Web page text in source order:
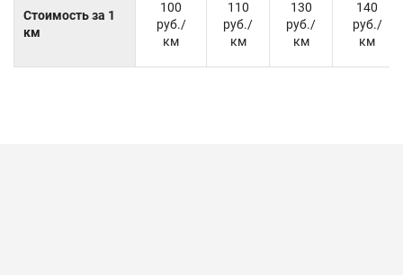
Стоимость за 1
км
100
руб./
км
110
руб./
км
130
руб./
км
140
руб./
км